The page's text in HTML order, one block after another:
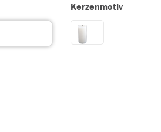
Kerzenmotiv